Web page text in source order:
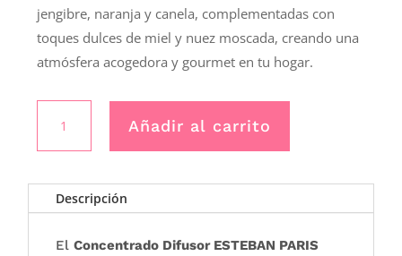
jengibre, naranja y canela, complementadas con
toques dulces de miel y nuez moscada, creando una
atmósfera acogedora y gourmet en tu hogar.
PERFUME
PAIN
Añadir al carrito
Descripción
ElConcentrado Difusor ESTEBAN PARIS